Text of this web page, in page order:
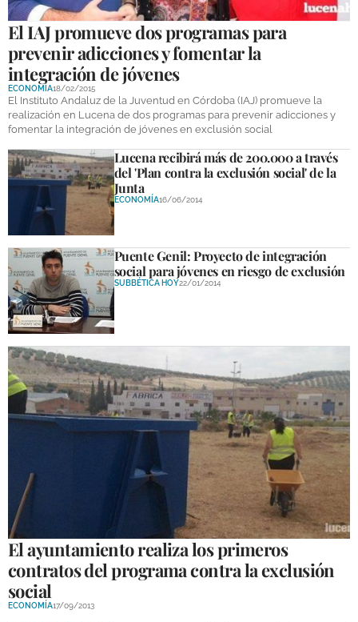
El IAJ promueve dos programas para
prevenir adicciones y fomentar la
integración de jóvenes
ECONOMÍA18/02/2015
El Instituto Andaluz de la Juventud en Córdoba (IAJ) promueve la
realización en Lucena de dos programas para prevenir adicciones y
fomentar la integración de jóvenes en exclusión social
Lucena recibirá más de 200.000 a través
del 'Plan contra la exclusión social' de la
Junta
ECONOMÍA16/06/2014
Puente Genil: Proyecto de integración
social para jóvenes en riesgo de exclusión
SUBBÉTICA HOY22/01/2014
El ayuntamiento realiza los primeros
contratos del programa contra la exclusión
social
ECONOMÍA17/09/2013